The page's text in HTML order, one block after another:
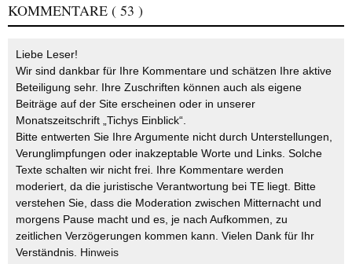
KOMMENTARE ( 53 )
Liebe Leser!
Wir sind dankbar für Ihre Kommentare und schätzen Ihre aktive
Beteiligung sehr. Ihre Zuschriften können auch als eigene
Beiträge auf der Site erscheinen oder in unserer
Monatszeitschrift „Tichys Einblick“.
Bitte entwerten Sie Ihre Argumente nicht durch Unterstellungen,
Verunglimpfungen oder inakzeptable Worte und Links. Solche
Texte schalten wir nicht frei. Ihre Kommentare werden
moderiert, da die juristische Verantwortung bei TE liegt. Bitte
verstehen Sie, dass die Moderation zwischen Mitternacht und
morgens Pause macht und es, je nach Aufkommen, zu
zeitlichen Verzögerungen kommen kann. Vielen Dank für Ihr
Verständnis. Hinweis